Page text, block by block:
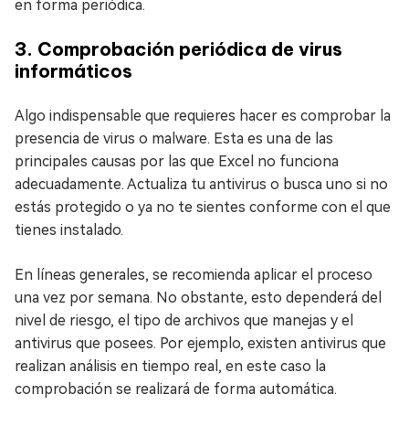
en forma periódica.
3. Comprobación periódica de virus
informáticos
Algo indispensable que requieres hacer es comprobar la
presencia de virus o malware. Esta es una de las
principales causas por las que Excel no funciona
adecuadamente. Actualiza tu antivirus o busca uno si no
estás protegido o ya no te sientes conforme con el que
tienes instalado.
En líneas generales, se recomienda aplicar el proceso
una vez por semana. No obstante, esto dependerá del
nivel de riesgo, el tipo de archivos que manejas y el
antivirus que posees. Por ejemplo, existen antivirus que
realizan análisis en tiempo real, en este caso la
comprobación se realizará de forma automática.